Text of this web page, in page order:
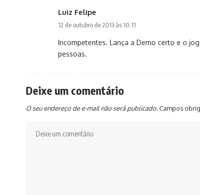
Luiz Felipe
12 de outubro de 2013 às 10:11
Incompetentes. Lança a Demo certo e o
pessoas.
Deixe um comentário
O seu endereço de e-mail não será publicado. Campos